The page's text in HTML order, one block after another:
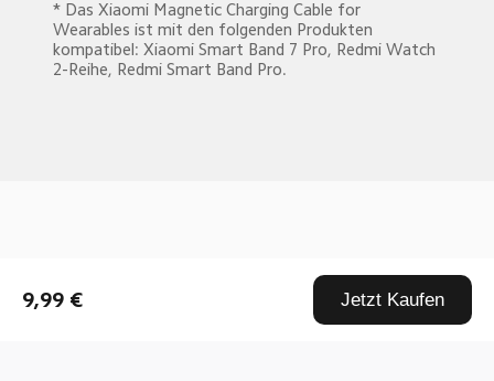
9,99 € Jetzt Kaufen
* Das Xiaomi Magnetic Charging Cable for
Wearables ist mit den folgenden Produkten
kompatibel: Xiaomi Smart Band 7 Pro, Redmi Watch
2-Reihe, Redmi Smart Band Pro.